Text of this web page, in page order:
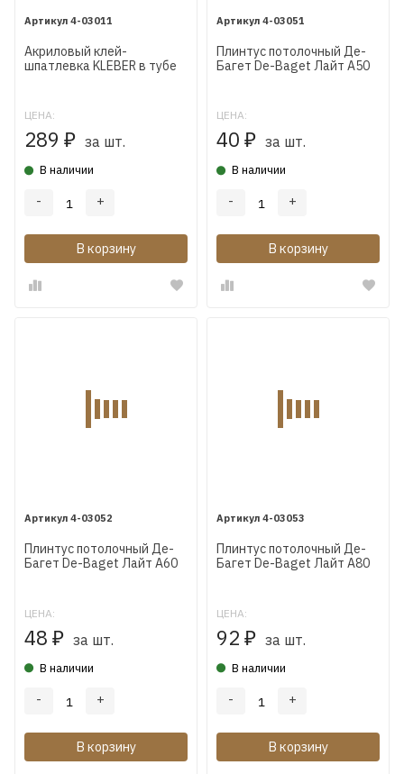
4-03011
Акриловый клей-
шпатлевка KLEBER в тубе
ЦЕНА:
289 ₽ за шт.
В наличии
- +
В корзину
4-03051
Плинтус потолочный Де-
Багет De-Baget Лайт А50
ЦЕНА:
40 ₽ за шт.
В наличии
- +
В корзину
4-03052
Плинтус потолочный Де-
Багет De-Baget Лайт А60
ЦЕНА:
48 ₽ за шт.
В наличии
- +
В корзину
4-03053
Плинтус потолочный Де-
Багет De-Baget Лайт А80
ЦЕНА:
92 ₽ за шт.
В наличии
- +
В корзину